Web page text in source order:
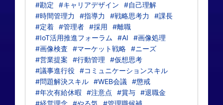
#勘定
#キャリアデザイン
#自己理解
#時間管理力
#指導力 #戦略思考力
#課長
#定着 #管理者 #採用
#離職
#IoT活用推進フォーラム
#AI
#画像処理
#画像検査
#マーケット戦略 #ニーズ
#営業提案
#行動管理
#仮想思考
#議事進行役 #コミュニケーションスキル
#問題解決スキル #WEB会議
#懲戒
#年次有給休暇
#注意点 #賞与 #退職金
#経営理念 #やる気 #管理職候補